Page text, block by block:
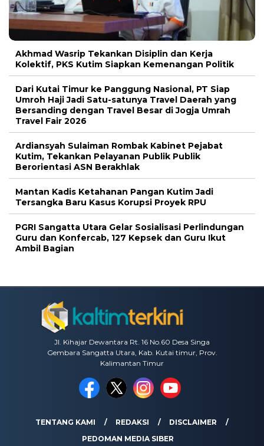
Akhmad Wasrip Tekankan Disiplin dan Kerja
Kolektif, PKS Kutim Siapkan Kemenangan Politik
Dari Kutai Timur ke Panggung Nasional, PT Siap
Umroh Haji Jadi Satu-satunya Travel Daerah yang
Bersanding dengan Travel Besar di Jogja Umrah
Travel Fair 2026
Ardiansyah Sulaiman Rombak Kabinet Pejabat
Kutim, Tekankan Pelayanan Publik Publik
Berorientasi ASN Berakhlak
Mantan Kadis Ketahanan Pangan Kutim Jadi
Tersangka Baru Kasus Korupsi Proyek RPU
PGRI Sangatta Utara Gelar Sosialisasi Perlindungan
Guru dan Konfercab, 127 Kepsek dan Guru Ikut
Ambil Bagian
Jl. Kihajar Dewantara Rt. 16 No.60 Desa Singa
Gembara Sangatta Utara, Kab. Kutai timur, Prov.
Kalimantan Timur
TENTANG KAMI REDAKSI
DISCLAIMER
PEDOMAN MEDIA SIBER